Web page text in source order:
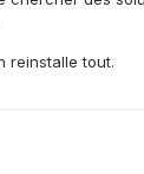
reinstalle tout.